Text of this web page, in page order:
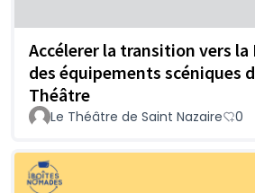
Accélerer la transition vers la
des équipements scéniques
Théâtre
Le Théâtre de Saint Nazaire 0